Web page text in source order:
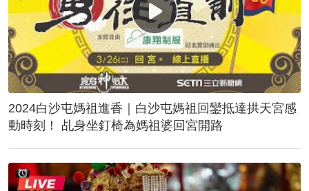
2024白沙屯媽祖進香｜白沙屯媽祖回鑾抵達拱天宮感
動時刻！ 乩身坐釘椅為媽祖婆回宮開路